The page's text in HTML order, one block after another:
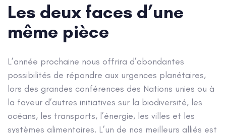
Les deux faces d’une
même pièce
L’année prochaine nous offrira d’abondantes
possibilités de répondre aux urgences planétaires,
lors des grandes conférences des Nations unies ou à
la faveur d’autres initiatives sur la biodiversité, les
océans, les transports, l’énergie, les villes et les
systèmes alimentaires. L’un de nos meilleurs alliés est